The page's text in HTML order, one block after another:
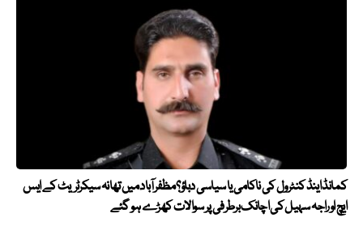
کمانڈ اینڈ کنٹرول کی ناکامی یا سیاسی دباؤ؟ مظفرآباد میں تھانہ سیکرٹریٹ کے ایس
ایچ او راجہ سہیل کی اچانک برطرفی پر سوالات کھڑے ہو گئے